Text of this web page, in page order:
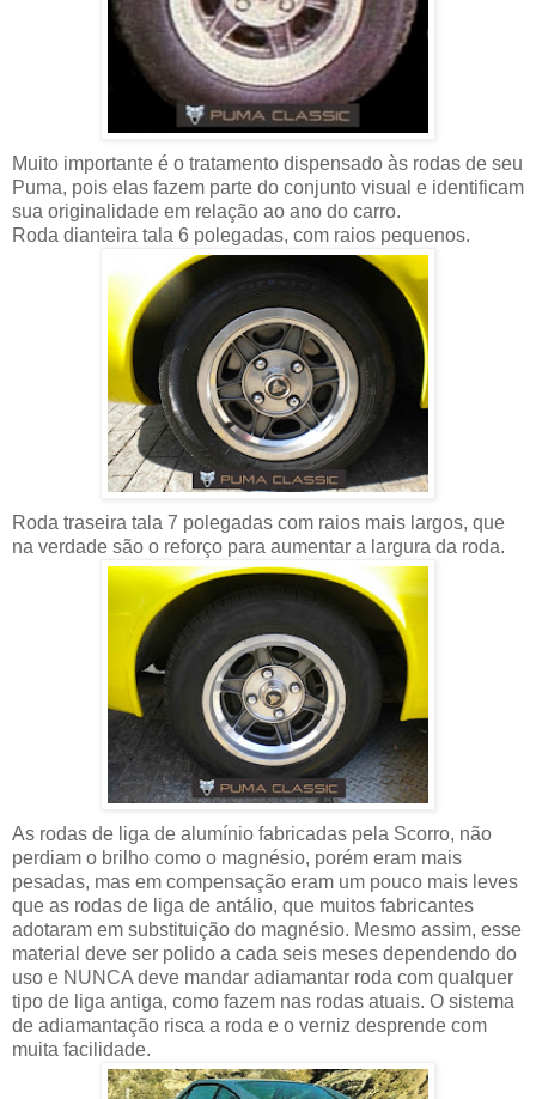
Muito importante é o tratamento dispensado às rodas de seu
Puma, pois elas fazem parte do conjunto visual e identificam
sua originalidade em relação ao ano do carro.
Roda dianteira tala 6 polegadas, com raios pequenos.
Roda traseira tala 7 polegadas com raios mais largos, que
na verdade são o reforço para aumentar a largura da roda.
As rodas de liga de alumínio fabricadas pela Scorro, não
perdiam o brilho como o magnésio, porém eram mais
pesadas, mas em compensação eram um pouco mais leves
que as rodas de liga de antálio, que muitos fabricantes
adotaram em substituição do magnésio. Mesmo assim, esse
material deve ser polido a cada seis meses dependendo do
uso e NUNCA deve mandar adiamantar roda com qualquer
tipo de liga antiga, como fazem nas rodas atuais. O sistema
de adiamantação risca a roda e o verniz desprende com
muita facilidade.